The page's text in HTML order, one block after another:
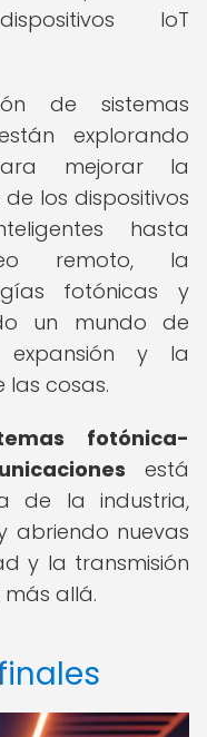
IoT
de sistemas
explorando
mejorar la
los dispositivos
hasta
remoto, la
fotónicas y
un mundo de
y la
las cosas.
fotónica-
está
de la industria,
abriendo nuevas
y la transmisión
allá.